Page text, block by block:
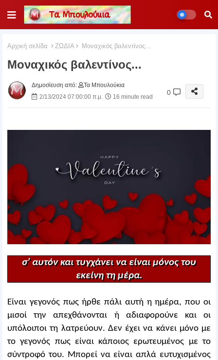
Αρχική σελίδα ΖΩΔΙΑ Μοναχικός βαλεντίνος...
Μοναχικός βαλεντίνος...
Δημοσίευση από:
Τα Μπουλούκια
2/13/2024 07:00:00 π.μ.
16 minute read
0
σ’ αυτόν και τυγχάνει να είναι μόνος του
εκείνη τη μέρα.
Είναι γεγονός πως ήρθε πάλι αυτή η ημέρα, που οι
μισοί την απεχθάνονται ή αδιαφορούνε και οι
υπόλοιποι τη λατρεύουν. Δεν έχει να κάνει μόνο με
το γεγονός πως είναι κάποιος ερωτευμένος με το
σύντροφό του. Μπορεί να είναι απλά ευτυχισμένος